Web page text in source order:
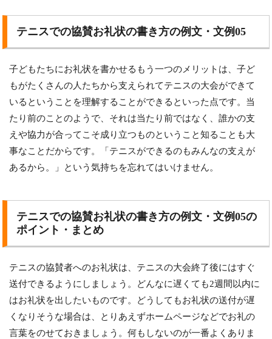
テニスでの協賛お礼状の書き方の例文・文例05
子どもたちにお礼状を書かせるもう一つのメリットは、子ど
もがたくさんの人たちから支えられてテニスの大会ができて
いるということを理解することができるといった点です。当
たり前のことのようで、それは当たり前ではなく、誰かの支
えや協力が合ってこそ成り立つものということ知ることも大
事なことだからです。「テニスができるのもみんなの支えが
あるから。」という気持ちを忘れてはいけません。
テニスでの協賛お礼状の書き方の例文・文例05の
ポイント・まとめ
テニスの協賛者へのお礼状は、テニスの大会終了後にはすぐ
送付できるようにしましょう。どんなに遅くても2週間以内に
はお礼状を出したいものです。どうしてもお礼状の送付が遅
くなりそうな場合は、とりあえずホームページなどでお礼の
言葉をのせておきましょう。何もしないのが一番よくありま